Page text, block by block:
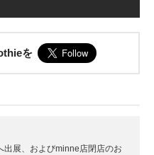
を
出展、およびminne店閉店のお